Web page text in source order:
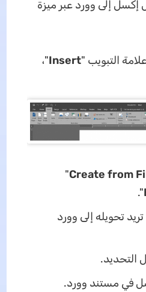
إكسل إلى وورد عبر ميزة
التبويب "Insert"،
Create from
"
".
تحويله إلى وورد
التحديد.
في مستند وورد.